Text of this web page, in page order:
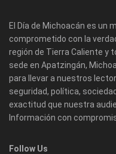
El Día de Michoacán es un
comprometido con la
región de Tierra Caliente y
sede en Apatzingán,
para llevar a nuestros
seguridad, política,
exactitud que nuestra
Información con
Follow Us